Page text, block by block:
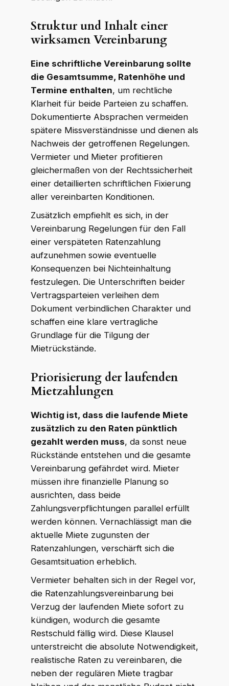
Struktur und Inhalt einer
wirksamen Vereinbarung
Eine schriftliche Vereinbarung sollte
die Gesamtsumme, Ratenhöhe und
Termine enthalten, um rechtliche
Klarheit für beide Parteien zu schaffen.
Dokumentierte Absprachen vermeiden
spätere Missverständnisse und dienen als
Nachweis der getroffenen Regelungen.
Vermieter und Mieter profitieren
gleichermaßen von der Rechtssicherheit
einer detaillierten schriftlichen Fixierung
aller vereinbarten Konditionen.
Zusätzlich empfiehlt es sich, in der
Vereinbarung Regelungen für den Fall
einer verspäteten Ratenzahlung
aufzunehmen sowie eventuelle
Konsequenzen bei Nichteinhaltung
festzulegen. Die Unterschriften beider
Vertragsparteien verleihen dem
Dokument verbindlichen Charakter und
schaffen eine klare vertragliche
Grundlage für die Tilgung der
Mietrückstände.
Priorisierung der laufenden
Mietzahlungen
Wichtig ist, dass die laufende Miete
zusätzlich zu den Raten pünktlich
gezahlt werden muss, da sonst neue
Rückstände entstehen und die gesamte
Vereinbarung gefährdet wird. Mieter
müssen ihre finanzielle Planung so
ausrichten, dass beide
Zahlungsverpflichtungen parallel erfüllt
werden können. Vernachlässigt man die
aktuelle Miete zugunsten der
Ratenzahlungen, verschärft sich die
Gesamtsituation erheblich.
Vermieter behalten sich in der Regel vor,
die Ratenzahlungsvereinbarung bei
Verzug der laufenden Miete sofort zu
kündigen, wodurch die gesamte
Restschuld fällig wird. Diese Klausel
unterstreicht die absolute Notwendigkeit,
realistische Raten zu vereinbaren, die
neben der regulären Miete tragbar